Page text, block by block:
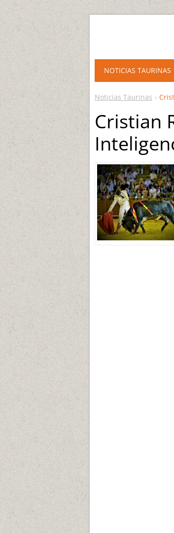
Noticias Taurinas
Cristian
NOTICIAS TAURINAS